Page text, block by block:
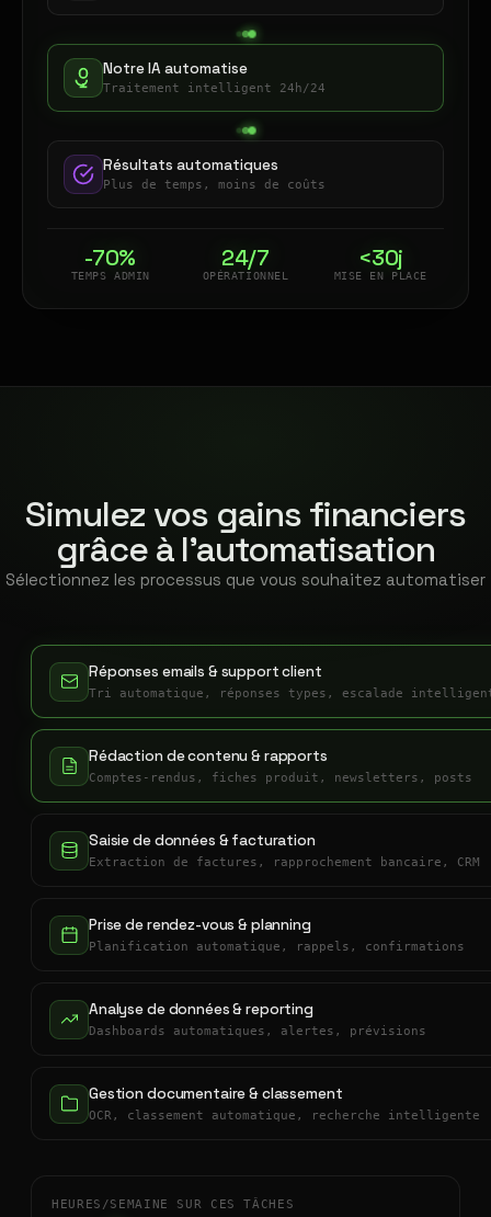
Notre IA automatise
Traitement intelligent 24h/24
Résultats automatiques
Plus de temps, moins de coûts
-70%
TEMPS ADMIN
24/7
OPÉRATIONNEL
<30j
MISE EN PLACE
Simulez vos gains financiers
grâce à l'automatisation
Sélectionnez les processus que vous souhaitez automatiser
Réponses emails & support client
Tri automatique, réponses types, escalade
Rédaction de contenu & rapports
Comptes-rendus, fiches produit, newsletters, posts
Saisie de données & facturation
Extraction de factures, rapprochement bancaire, CRM
Prise de rendez-vous & planning
Planification automatique, rappels, confirmations
Analyse de données & reporting
Dashboards automatiques, alertes, prévisions
Gestion documentaire & classement
OCR, classement automatique, recherche intelligente
HEURES/SEMAINE SUR CES TÂCHES